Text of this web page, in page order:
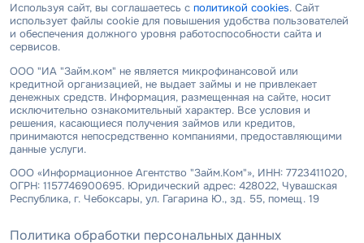
Используя сайт, вы соглашаетесь с политикой cookies. Сайт
использует файлы cookie для повышения удобства пользователей
и обеспечения должного уровня работоспособности сайта и
сервисов.
ООО "ИА "Займ.ком" не является микрофинансовой или
кредитной организацией, не выдает займы и не привлекает
денежных средств. Информация, размещенная на сайте, носит
исключительно ознакомительный характер. Все условия и
решения, касающиеся получения займов или кредитов,
принимаются непосредственно компаниями, предоставляющими
данные услуги.
ООО «Информационное Агентство "Займ.Ком"», ИНН: 7723411020,
ОГРН: 1157746900695. Юридический адрес: 428022, Чувашская
Республика, г. Чебоксары, ул. Гагарина Ю., зд. 55, помещ. 19
Политика обработки персональных данных